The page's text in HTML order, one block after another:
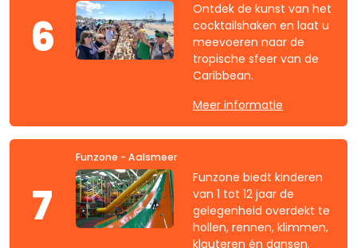
6
Ontdek de kunst van het
cocktailshaken en laat u
meevoeren naar de
tropische sfeer van de
Caribbean.
Meer informatie
7
Funzone - Aalsmeer
Funzone biedt kinderen
van 1 tot 12 jaar de
gelegenheid overdekt te
hollen, rennen, klimmen,
klauteren én dansen.